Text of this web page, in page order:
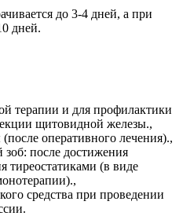
до 3-4 дней, а при
дней.
терапии и для профилактики
щитовидной железы.,
оперативного лечения).,
после достижения
тиреостатиками (в виде
средства при проведении